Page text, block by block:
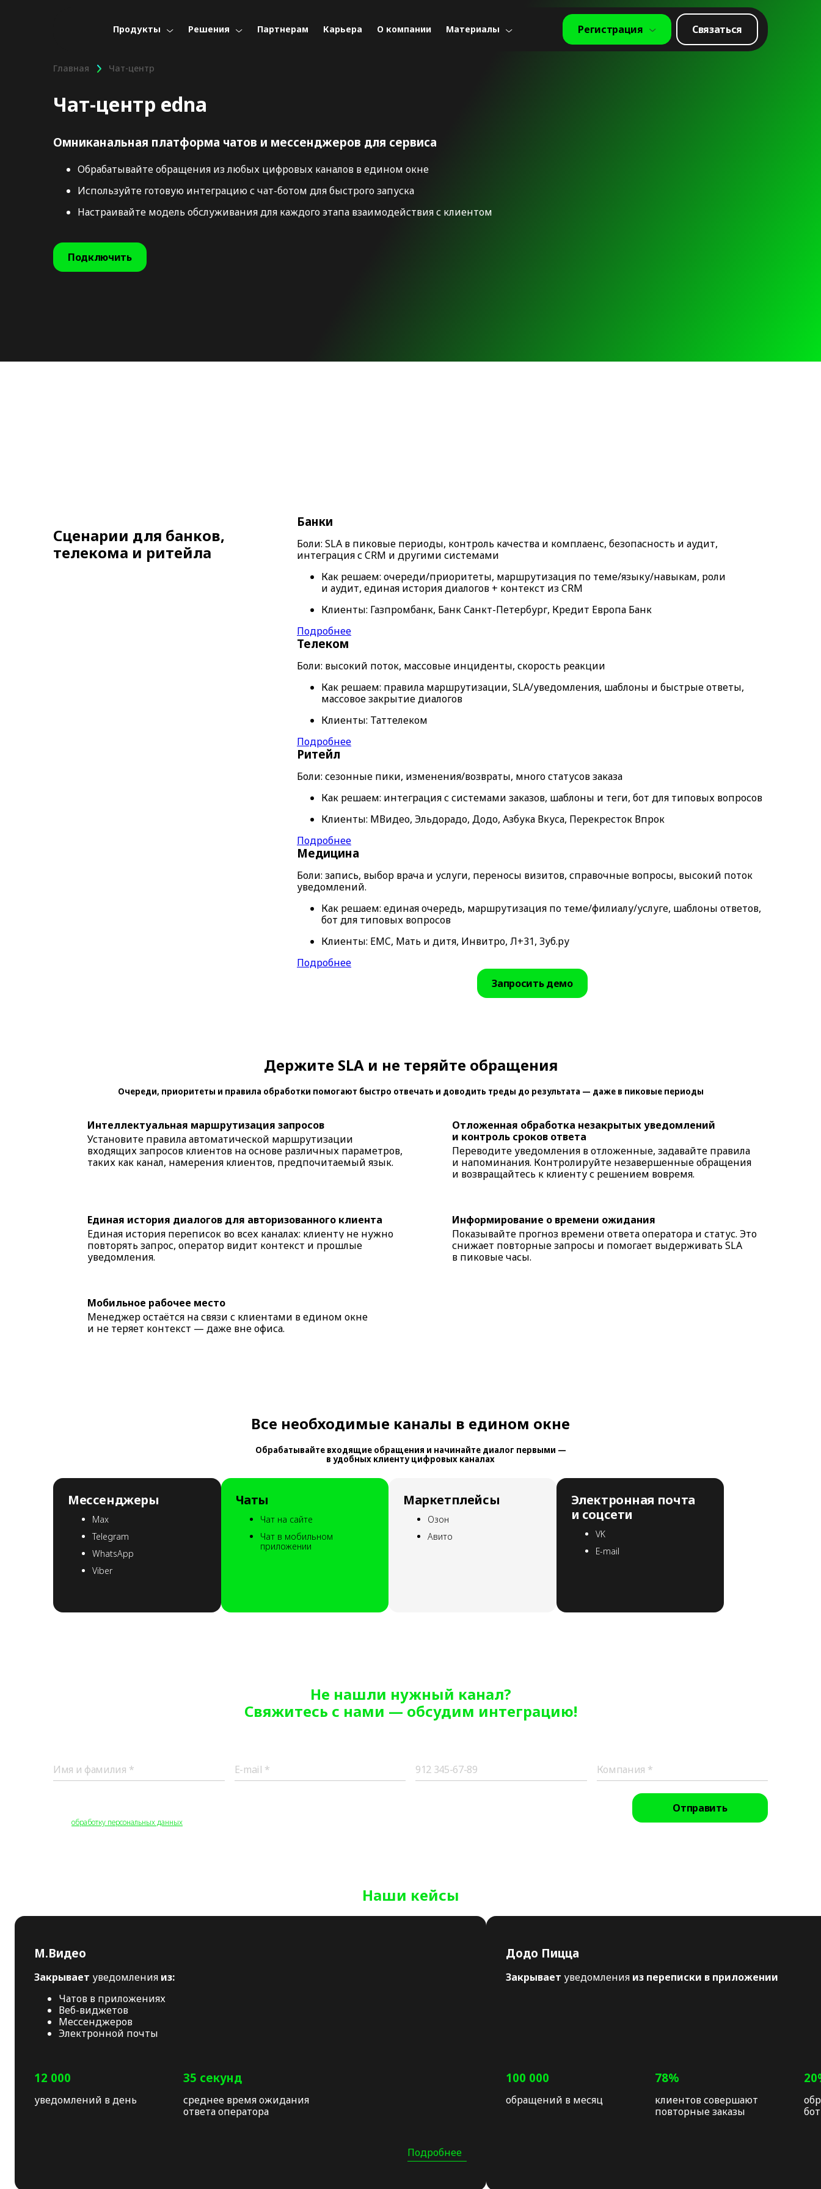
Продукты Решения Партнерам Карьера О компании Материалы Регистрация Связаться
Главная Чат-центр
Чат-центр edna
Омниканальная платформа чатов и мессенджеров для сервиса
Обрабатывайте обращения из любых цифровых каналов в едином окне
Используйте готовую интеграцию с чат-ботом для быстрого запуска
Настраивайте модель обслуживания для каждого этапа взаимодействия с клиентом
Подключить
Сценарии для банков,
телекома и ритейла
Банки
Боли: SLA в пиковые периоды, контроль качества и комплаенс, безопасность и аудит,
интеграция с CRM и другими системами
Как решаем: очереди/приоритеты, маршрутизация по теме/языку/навыкам, роли
и аудит, единая история диалогов + контекст из CRM
Клиенты: Газпромбанк, Банк Санкт-Петербург, Кредит Европа Банк
Подробнее
Телеком
Боли: высокий поток, массовые инциденты, скорость реакции
Как решаем: правила маршрутизации, SLA/уведомления, шаблоны и быстрые ответы,
массовое закрытие диалогов
Клиенты: Таттелеком
Подробнее
Ритейл
Боли: сезонные пики, изменения/возвраты, много статусов заказа
Как решаем: интеграция с системами заказов, шаблоны и теги, бот для типовых вопросов
Клиенты: МВидео, Эльдорадо, Додо, Азбука Вкуса, Перекресток Впрок
Подробнее
Медицина
Боли: запись, выбор врача и услуги, переносы визитов, справочные вопросы, высокий поток
уведомлений.
Как решаем: единая очередь, маршрутизация по теме/филиалу/услуге, шаблоны ответов,
бот для типовых вопросов
Клиенты: EMC, Мать и дитя, Инвитро, Л+31, Зуб.ру
Подробнее
Запросить демо
Держите SLA и не теряйте обращения
Очереди, приоритеты и правила обработки помогают быстро отвечать и доводить треды до результата — даже в пиковые периоды
Интеллектуальная маршрутизация запросов
Установите правила автоматической маршрутизации
входящих запросов клиентов на основе различных параметров,
таких как канал, намерения клиентов, предпочитаемый язык.
Отложенная обработка незакрытых уведомлений
и контроль сроков ответа
Переводите уведомления в отложенные, задавайте правила
и напоминания. Контролируйте незавершенные обращения
и возвращайтесь к клиенту с решением вовремя.
Единая история диалогов для авторизованного клиента
Единая история переписок во всех каналах: клиенту не нужно
повторять запрос, оператор видит контекст и прошлые
уведомления.
Информирование о времени ожидания
Показывайте прогноз времени ответа оператора и статус. Это
снижает повторные запросы и помогает выдерживать SLA
в пиковые часы.
Мобильное рабочее место
Менеджер остаётся на связи с клиентами в едином окне
и не теряет контекст — даже вне офиса.
Все необходимые каналы в едином окне
Обрабатывайте входящие обращения и начинайте диалог первыми —
в удобных клиенту цифровых каналах
Мессенджеры
Max
Telegram
WhatsApp
Viber
Чаты
Чат на сайте
Чат в мобильном
приложении
Маркетплейсы
Озон
Авито
Электронная почта
и соцсети
VK
E-mail
Не нашли нужный канал?
Свяжитесь с нами — обсудим интеграцию!
обработку персональных данных
Отправить
Наши кейсы
М.Видео
Закрывает уведомления из:
Чатов в приложениях
Веб-виджетов
Мессенджеров
Электронной почты
12 000
уведомлений в день
35 секунд
среднее время ожидания
ответа оператора
Подробнее
Додо Пицца
Закрывает уведомления из переписки в приложении
100 000
обращений в месяц
78%
клиентов совершают
повторные заказы
бот